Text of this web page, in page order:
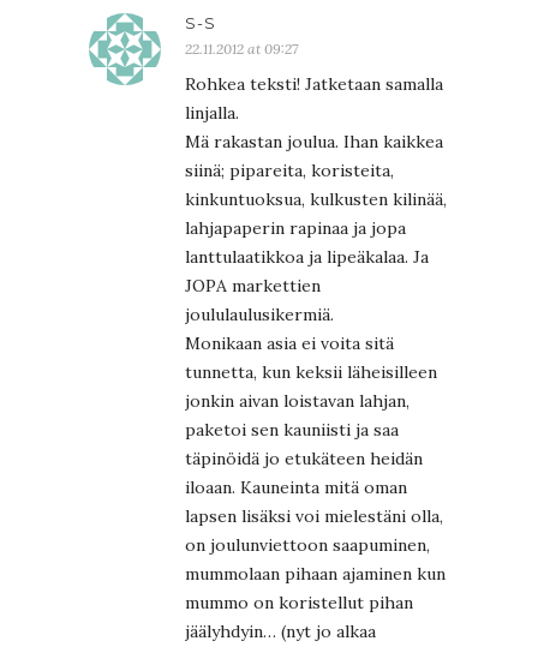
S-S
22.11.2012 at 09:27
Rohkea teksti! Jatketaan samalla
linjalla.
Mä rakastan joulua. Ihan kaikkea
siinä; pipareita, koristeita,
kinkuntuoksua, kulkusten kilinää,
lahjapaperin rapinaa ja jopa
lanttulaatikkoa ja lipeäkalaa. Ja
JOPA markettien
joululaulusikermiä.
Monikaan asia ei voita sitä
tunnetta, kun keksii läheisilleen
jonkin aivan loistavan lahjan,
paketoi sen kauniisti ja saa
täpinöidä jo etukäteen heidän
iloaan. Kauneinta mitä oman
lapsen lisäksi voi mielestäni olla,
on joulunviettoon saapuminen,
mummolaan pihaan ajaminen kun
mummo on koristellut pihan
jäälyhdyin… (nyt jo alkaa